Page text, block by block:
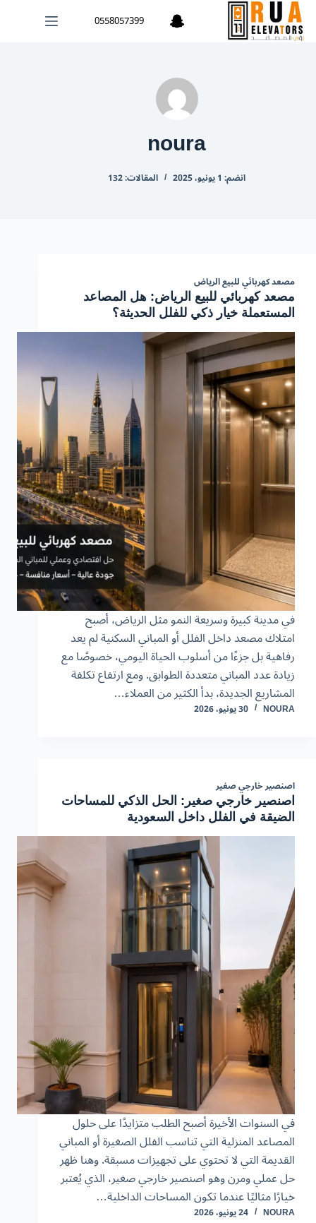
التجاوز
إلى
المحتوى
0558057399
noura
انضم: 1 يونيو، 2025 المقالات: 132
مصعد كهربائي للبيع الرياض
مصعد كهربائي للبيع الرياض: هل المصاعد
المستعملة خيار ذكي للفلل الحديثة؟
في مدينة كبيرة وسريعة النمو مثل الرياض، أصبح
امتلاك مصعد داخل الفلل أو المباني السكنية لم يعد
رفاهية بل جزءًا من أسلوب الحياة اليومي، خصوصًا مع
زيادة عدد المباني متعددة الطوابق. ومع ارتفاع تكلفة
المشاريع الجديدة، بدأ الكثير من العملاء…
NOURA 30 يونيو، 2026
اصنصير خارجي صغير
اصنصير خارجي صغير: الحل الذكي للمساحات
الضيقة في الفلل داخل السعودية
في السنوات الأخيرة أصبح الطلب متزايدًا على حلول
المصاعد المنزلية التي تناسب الفلل الصغيرة أو المباني
القديمة التي لا تحتوي على تجهيزات مسبقة. وهنا ظهر
حل عملي ومرن وهو اصنصير خارجي صغير، الذي يُعتبر
خيارًا مثاليًا عندما تكون المساحات الداخلية…
NOURA 24 يونيو، 2026